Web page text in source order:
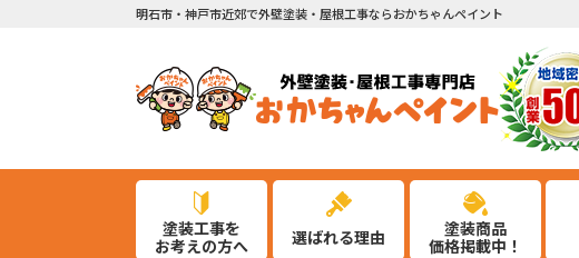
明石市・神戸市近郊で外壁塗装・屋根工事ならおかちゃんペイント
塗装工事を
お考えの方へ
選ばれる理由
塗装商品
価格掲載中！